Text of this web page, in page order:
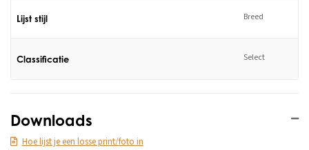
Lijst stijl Breed
Classificatie Select
Downloads
Hoe lijst je een losse print/foto in